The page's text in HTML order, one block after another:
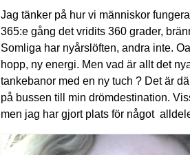
Jag tänker på hur vi människor
365:e gång det vridits 360 grader,
Somliga har nyårslöften, andra inte.
hopp, ny energi. Men vad är allt det
tankebanor med en ny tuch ? Det är
på bussen till min drömdestination.
men jag har gjort plats för något